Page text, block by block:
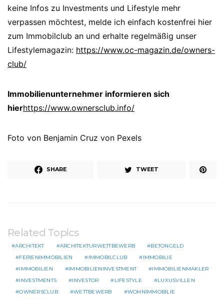
keine Infos zu Investments und Lifestyle mehr
verpassen möchtest, melde ich einfach kostenfrei hier
zum Immobilclub an und erhalte regelmäßig unser
Lifestylemagazin: https://www.oc-magazin.de/owners-
club/
Immobilienunternehmer informieren sich
hierhttps://www.ownersclub.info/
Foto von Benjamin Cruz von Pexels
SHARE TWEET
Related Topics
ARCHITEKT ARCHITEKTURWETTBEWERB
BETONGELD
FERIENIMMOBILIEN
IMMOBILCLUB
IMMOBILIE
IMMOBILIEN
IMMOBILIENINVESTMENT
IMMOBILIENMAKLER
INVESTMENTS
INVESTOR LIFESTYLE
LUXUSVILLEN
OWNERSCLUB
WETTBEWERB
WOHNIMMOBILIE